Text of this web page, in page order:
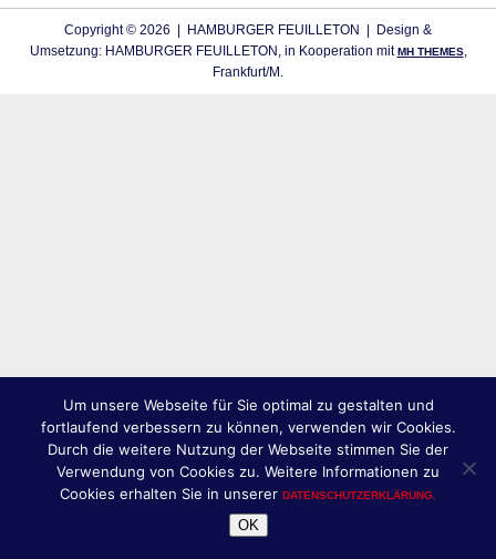
Copyright © 2026 | HAMBURGER FEUILLETON | Design &
Umsetzung: HAMBURGER FEUILLETON, in Kooperation mitMH THEMES,
Frankfurt/M.
Um unsere Webseite für Sie optimal zu gestalten und
fortlaufend verbessern zu können, verwenden wir Cookies.
Durch die weitere Nutzung der Webseite stimmen Sie der
Verwendung von Cookies zu. Weitere Informationen zu
Cookies erhalten Sie in unserer DATENSCHUTZERKLÄRUNG.
OK